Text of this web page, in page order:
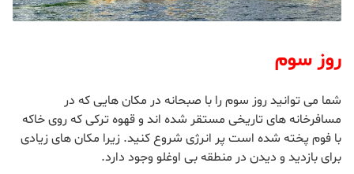
روز سوم
شما می توانید روز سوم را با صبحانه در مکان هایی که در
مسافرخانه های تاریخی مستقر شده اند و قهوه ترکی که روی خاکه
با فوم پخته شده است پر انرژی شروع کنید. زیرا مکان های زیادی
برای بازدید و دیدن در منطقه بی اوغلو وجود دارد.